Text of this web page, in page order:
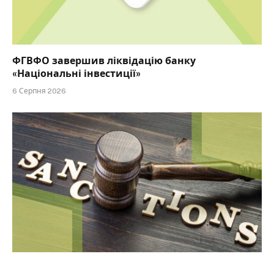
ФГВФО завершив ліквідацію банку
«Національні інвестиції»
6 Серпня 2026